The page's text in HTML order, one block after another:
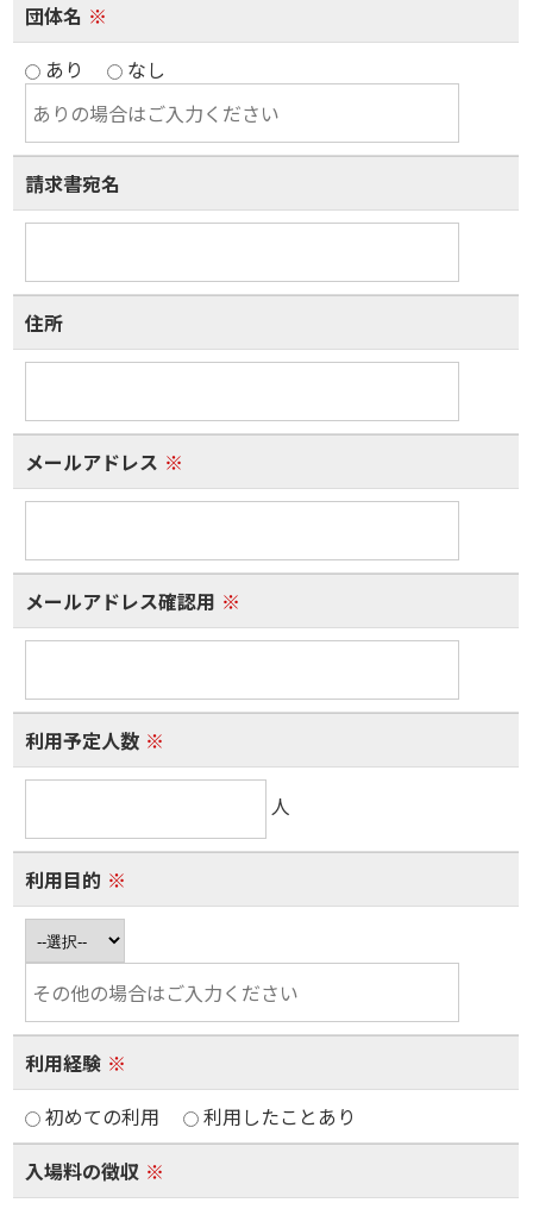
団体名 ※
あり
なし
請求書宛名
住所
メールアドレス ※
メールアドレス確認用 ※
利用予定人数 ※
人
利用目的 ※
利用経験 ※
初めての利用
利用したことあり
入場料の徴収 ※